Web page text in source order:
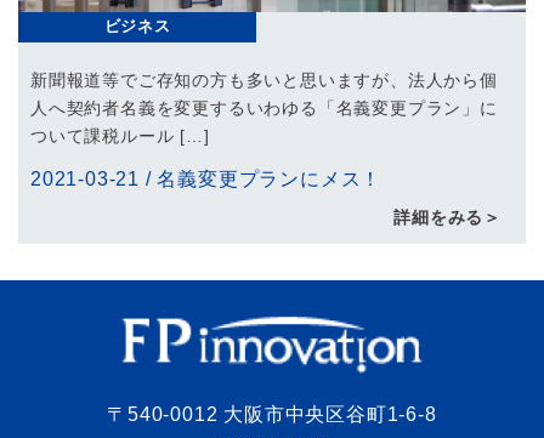
ビジネス
新聞報道等でご存知の方も多いと思いますが、法人から個
人へ契約者名義を変更するいわゆる「名義変更プラン」に
ついて課税ルール […]
2021-03-21 /名義変更プランにメス！
詳細をみる＞
〒540-0012 大阪市中央区谷町1-6-8